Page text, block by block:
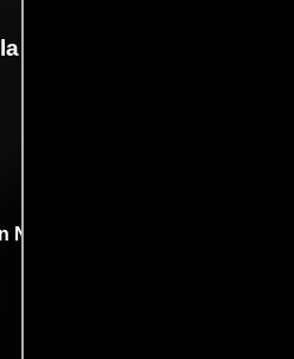
El ganador
Norris